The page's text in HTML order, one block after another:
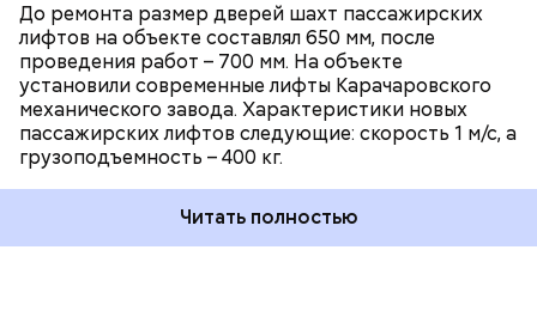
До ремонта размер дверей шахт пассажирских
лифтов на объекте составлял 650 мм, после
проведения работ – 700 мм. На объекте
установили современные лифты Карачаровского
механического завода. Характеристики новых
пассажирских лифтов следующие: скорость 1 м/с, а
грузоподъемность – 400 кг.
Читать полностью